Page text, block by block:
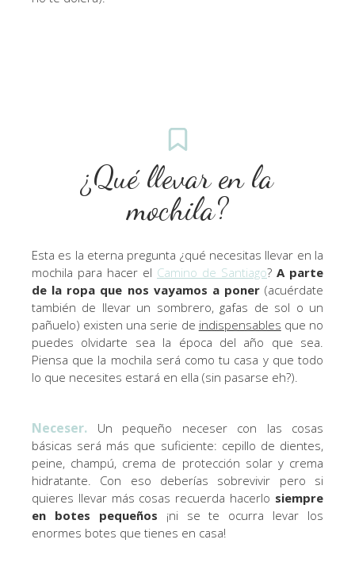
¿Qué llevar en la
mochila?
Esta es la eterna pregunta ¿qué necesitas llevar en la
mochila para hacer el Camino de Santiago? A parte
de la ropa que nos vayamos a poner(acuérdate
también de llevar un sombrero, gafas de sol o un
pañuelo) existen una serie de indispensables que no
puedes olvidarte sea la época del año que sea.
Piensa que la mochila será como tu casa y que todo
lo que necesites estará en ella (sin pasarse eh?).
Neceser.
Un pequeño neceser con las cosas
básicas será más que suficiente: cepillo de dientes,
peine, champú, crema de protección solar y crema
hidratante. Con eso deberías sobrevivir pero si
quieres llevar más cosas recuerda hacerlo siempre
en botes pequeños ¡ni se te ocurra levar los
enormes botes que tienes en casa!